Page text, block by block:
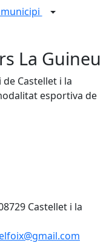
La Guineu
Castellet i la
esportiva de
Castellet i la